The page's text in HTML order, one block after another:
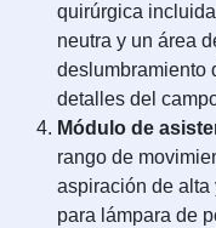
quirúrgica
neutra y un área
deslumbramiento
detalles del
Módulo de
rango de
aspiración de alta
para lámpara de